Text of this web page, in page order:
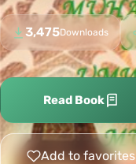
3,475Downloads
Read Book
Add to favorites